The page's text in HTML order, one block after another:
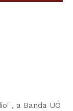
, a Banda UÓ